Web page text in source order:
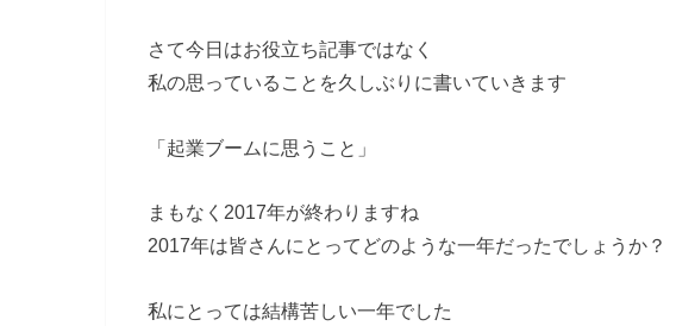
さて今日はお役立ち記事ではなく
私の思っていることを久しぶりに書いていきます
「起業ブームに思うこと」
まもなく2017年が終わりますね
2017年は皆さんにとってどのような一年だったでしょうか？
私にとっては結構苦しい一年でした